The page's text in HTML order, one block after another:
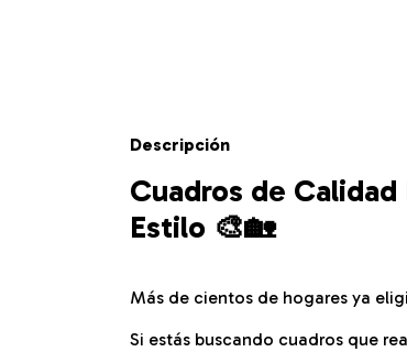
Descripción
Cuadros de
Estilo 🎨🏡
Más de cientos de hogares ya
Si estás buscando cuadros que